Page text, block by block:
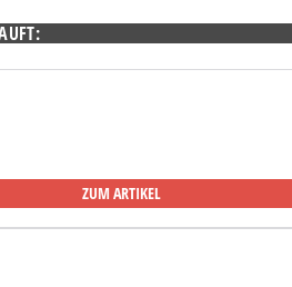
ZUM ARTIKEL